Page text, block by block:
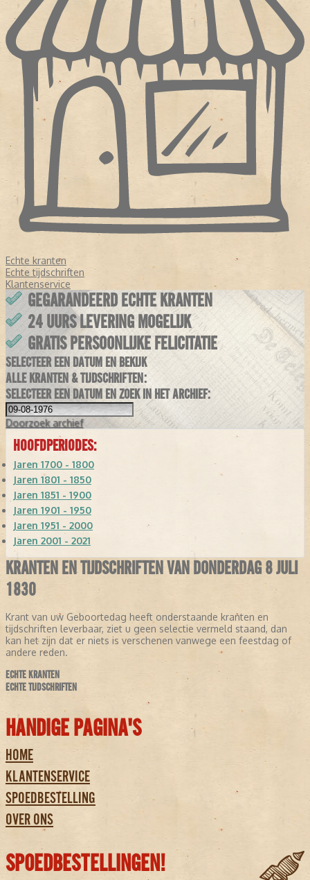
Echte kranten
Echte tijdschriften
Klantenservice
GEGARANDEERD ECHTE KRANTEN
24 UURS LEVERING MOGELIJK
GRATIS PERSOONLIJKE FELICITATIE
SELECTEER EEN DATUM EN BEKIJK
ALLE KRANTEN & TIJDSCHRIFTEN:
SELECTEER EEN DATUM EN ZOEK IN HET ARCHIEF:
Doorzoek archief
HOOFDPERIODES:
Jaren 1700 - 1800
Jaren 1801 - 1850
Jaren 1851 - 1900
Jaren 1901 - 1950
Jaren 1951 - 2000
Jaren 2001 - 2021
KRANTEN EN TIJDSCHRIFTEN VAN DONDERDAG 8 JULI
1830
Krant van uw Geboortedag heeft onderstaande kranten en
tijdschriften leverbaar, ziet u geen selectie vermeld staand, dan
kan het zijn dat er niets is verschenen vanwege een feestdag of
andere reden.
ECHTE KRANTEN
ECHTE TIJDSCHRIFTEN
HANDIGE PAGINA'S
HOME
KLANTENSERVICE
SPOEDBESTELLING
OVER ONS
SPOEDBESTELLINGEN!